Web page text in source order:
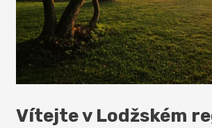
Vítejte v Lodžském